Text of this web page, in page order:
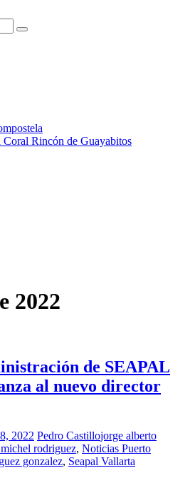
Rincón de Guayabitos
2022
de SEAPAL
al nuevo director
2022 Pedro Castillojorge alberto
rodriguez, Noticias Puerto
gonzalez, Seapal Vallarta